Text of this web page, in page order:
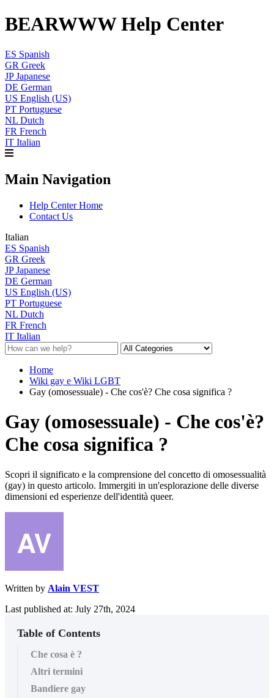
BEARWWW Help Center
ES Spanish
GR Greek
JP Japanese
DE German
US English (US)
PT Portuguese
NL Dutch
FR French
IT Italian
Main Navigation
Help Center Home
Contact Us
Italian
ES Spanish
GR Greek
JP Japanese
DE German
US English (US)
PT Portuguese
NL Dutch
FR French
IT Italian
Home
Wiki gay e Wiki LGBT
Gay (omosessuale) - Che cos'è? Che cosa significa ?
Gay (omosessuale) - Che cos'è?
Che cosa significa ?
Scopri il significato e la comprensione del concetto di omosessualità
(gay) in questo articolo. Immergiti in un'esplorazione delle diverse
dimensioni ed esperienze dell'identità queer.
Written by Alain VEST
Last published at: July 27th, 2024
Table of Contents
Che cosa è ?
Altri termini
Bandiere gay